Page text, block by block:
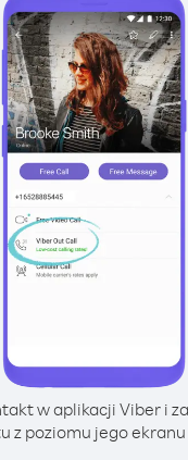
w aplikacji Viber i
z poziomu jego